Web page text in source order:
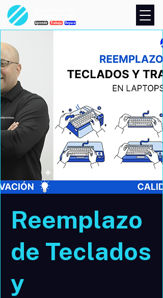
Reemplazo
de Teclados
y